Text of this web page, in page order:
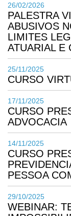
26/02/2026
PALESTRA
ABUSIVOS
LIMITES
ATUARIAL E
25/11/2025
CURSO
17/11/2025
CURSO
ADVOCACIA
14/11/2025
CURSO
PESSOA
29/10/2025
WEBINAR: